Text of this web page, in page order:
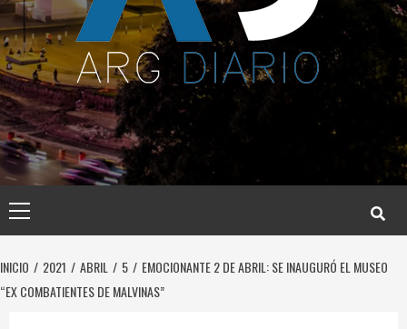
principal
INICIO 2021 ABRIL 5
EMOCIONANTE 2 DE ABRIL: SE INAUGURÓ EL MUSEO
“EX COMBATIENTES DE MALVINAS”